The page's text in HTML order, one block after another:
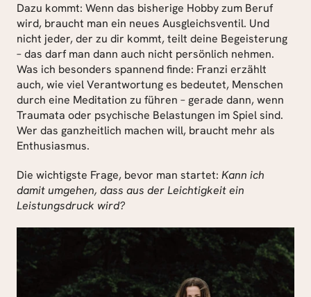
Dazu kommt: Wenn das bisherige Hobby zum Beruf
wird, braucht man ein neues Ausgleichsventil. Und
nicht jeder, der zu dir kommt, teilt deine Begeisterung
– das darf man dann auch nicht persönlich nehmen.
Was ich besonders spannend finde: Franzi erzählt
auch, wie viel Verantwortung es bedeutet, Menschen
durch eine Meditation zu führen – gerade dann, wenn
Traumata oder psychische Belastungen im Spiel sind.
Wer das ganzheitlich machen will, braucht mehr als
Enthusiasmus.
Die wichtigste Frage, bevor man startet: Kann ich
damit umgehen, dass aus der Leichtigkeit ein
Leistungsdruck wird?